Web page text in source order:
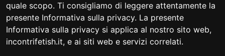
quale scopo. Ti consigliamo di leggere attentamente la
presente Informativa sulla privacy. La presente
Informativa sulla privacy si applica al nostro sito web,
incontrifetish.it, e ai siti web e servizi correlati.